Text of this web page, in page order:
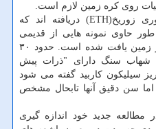
روی كره زمین لازم است.
اكنون پژوهشگران موسسه فناوری زوریخ(ETH) دریافته اند كه
حاوی نمونه هایی از قدیمی
ترین ماده ای است كه تابحال در زمین یافت شده است. حدود ۳۰
سنگ دارای "ذرات پیش
سیلیكون كاربید گفته می شود
سن دقیق آنها تابحال مشخص
مطالعه جدید خود اندازه گیری